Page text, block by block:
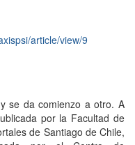
article/view/9
se da comienzo a otro. A
por la Facultad de
de Santiago de Chile,